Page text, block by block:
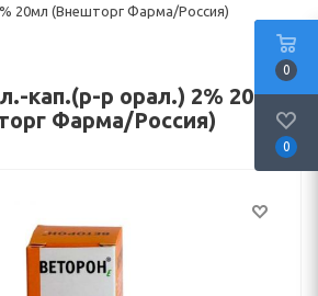
20мл (Внешторг Фарма/Россия)
кап.(р-р орал.) 2% 20мл
Фарма/Россия)
0
0